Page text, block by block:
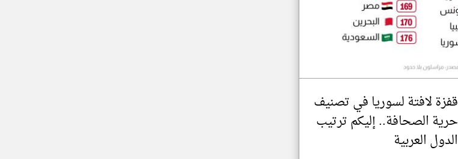
قفزة لافتة لسوريا في تصنيف
حرية الصحافة.. إليكم ترتيب
الدول العربية